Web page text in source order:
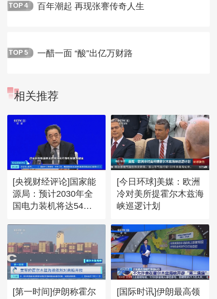
TOP 4 百年潮起 再现张謇传奇人生
TOP 5 一醋一面 “酸”出亿万财路
相关推荐
[央视财经评论]国家能
源局：预计2030年全
国电力装机将达54亿
[今日环球]美媒：欧洲
冷对美所提霍尔木兹海
峡巡逻计划
[第一时间]伊朗称霍尔
[国际时讯]伊朗最高领